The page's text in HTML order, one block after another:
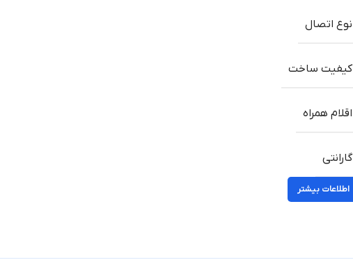
نوع اتصال
کیفیت ساخت
اقلام همراه
گارانتی
اطلاعات بیشتر